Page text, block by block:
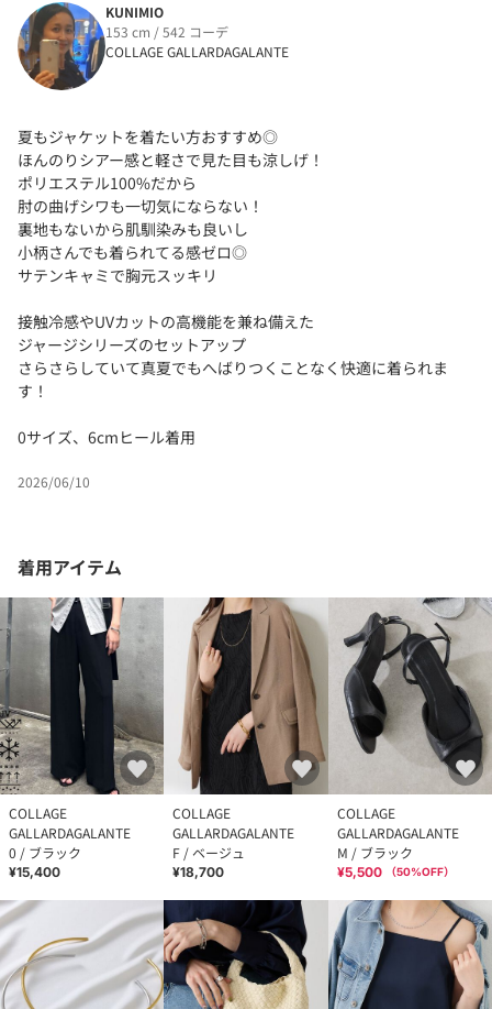
KUNIMIO
153 cm / 542 コーデ
COLLAGE GALLARDAGALANTE
夏もジャケットを着たい方おすすめ◎
ほんのりシアー感と軽さで見た目も涼しげ！
ポリエステル100%だから
肘の曲げシワも一切気にならない！
裏地もないから肌馴染みも良いし
小柄さんでも着られてる感ゼロ◎
サテンキャミで胸元スッキリ
接触冷感やUVカットの高機能を兼ね備えた
ジャージシリーズのセットアップ
さらさらしていて真夏でもへばりつくことなく快適に着られま
す！
0サイズ、6cmヒール着用
2026/06/10
着用アイテム
COLLAGE
GALLARDAGALANTE
0 / ブラック
¥15,400
COLLAGE
GALLARDAGALANTE
F / ベージュ
¥18,700
COLLAGE
GALLARDAGALANTE
M / ブラック
¥5,500 （50%OFF）